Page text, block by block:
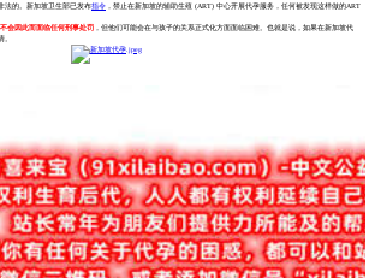
法的。新加坡卫生部已发布指令 ，禁止在新加坡的辅助生殖 (ART) 中心开展代孕服务，任何被发现这样做的ART
会因此而面临任何刑事处罚 ，但他们可能会在与孩子的关系正式化方面面临困难。也就是说，如果在新加坡代
。